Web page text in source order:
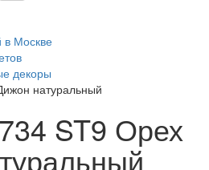
в Москве
декоры
натуральный
ST9 Орех